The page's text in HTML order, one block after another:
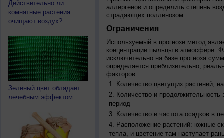
Действительно ли
комнатные растения
очищают воздух?
Зелёный цвет обладает
лечебным эффектом
аллергенов и определить степень
страдающих поллинозом.
Ограничения
Используемый в прогнозе метод
концентрации пыльцы в атмосфере.
исключительно на базе прогноза
определяется приблизительно,
факторов:
Количество цветущих растений,
Количество и продолжительность
период
Количество и частота осадков в
Расположение растений: южные
тепла, и цветение там наступает